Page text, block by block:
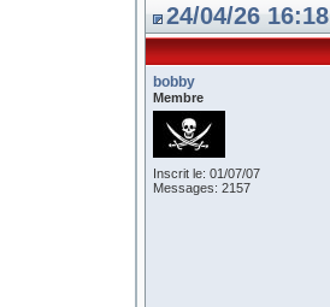
24/04/26 16:18
bobby
Membre
Inscrit le: 01/07/07
Messages: 2157